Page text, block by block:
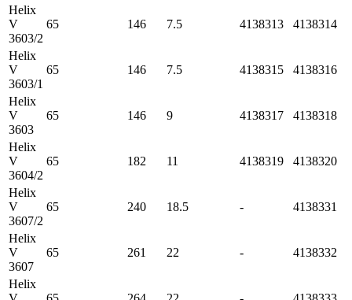
Helix
V
3603/2
65 146 7.5 4138313 4138314
Helix
V
3603/1
65 146 7.5 4138315 4138316
Helix
V
3603
65 146 9 4138317 4138318
Helix
V
3604/2
65 182 11 4138319 4138320
Helix
V
3607/2
65 240 18.5 - 4138331
Helix
V
3607
65 261 22 - 4138332
Helix